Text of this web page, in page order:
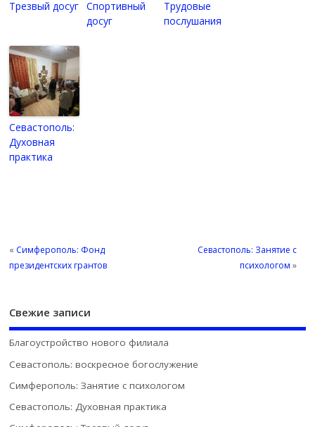
Трезвый досуг
Спортивный
досуг
Трудовые
послушания
Севастополь:
Духовная
практика
« Симферополь: Фонд
президентских грантов
Севастополь: Занятие с
психологом »
Свежие записи
Благоустройство нового филиала
Севастополь: воскресное богослужение
Симферополь: Занятие с психологом
Севастополь: Духовная практика